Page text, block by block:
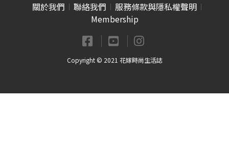
關於我們 聯絡我們
服務條款與隱私權聲明
Membership
Copyright © 2021 花嫁時尚生活誌